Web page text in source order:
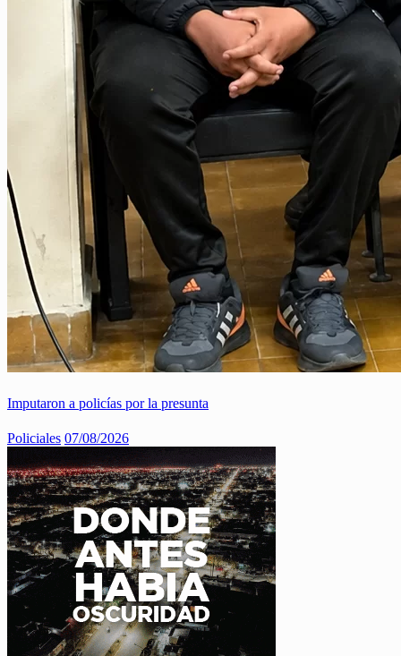
Imputaron a policías por la presunta
Policiales 07/08/2026